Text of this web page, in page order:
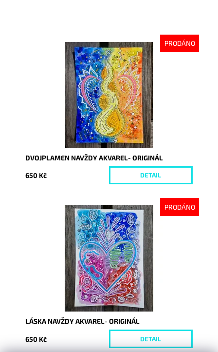
PRODÁNO
Vyprodáno
10229
DVOJPLAMEN NAVŽDY AKVAREL- ORIGINÁL
650 Kč DETAIL
PRODÁNO
Vyprodáno
10235
LÁSKA NAVŽDY AKVAREL- ORIGINÁL
650 Kč DETAIL